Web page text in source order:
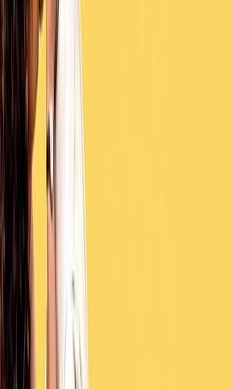
με τα μπεστ σέλερς του Amazon και των
από 5 εκατομμύρια αντίτυπα σε
να καταλάβει ότι αυτό που ψάχνει
του. 15 Ιουλίου 1988. Η Έμμα και ο
νύχτα της αποφοίτησής τους. Την επόμενη
πάρει τον δρόμο του. Άραγε πού θα